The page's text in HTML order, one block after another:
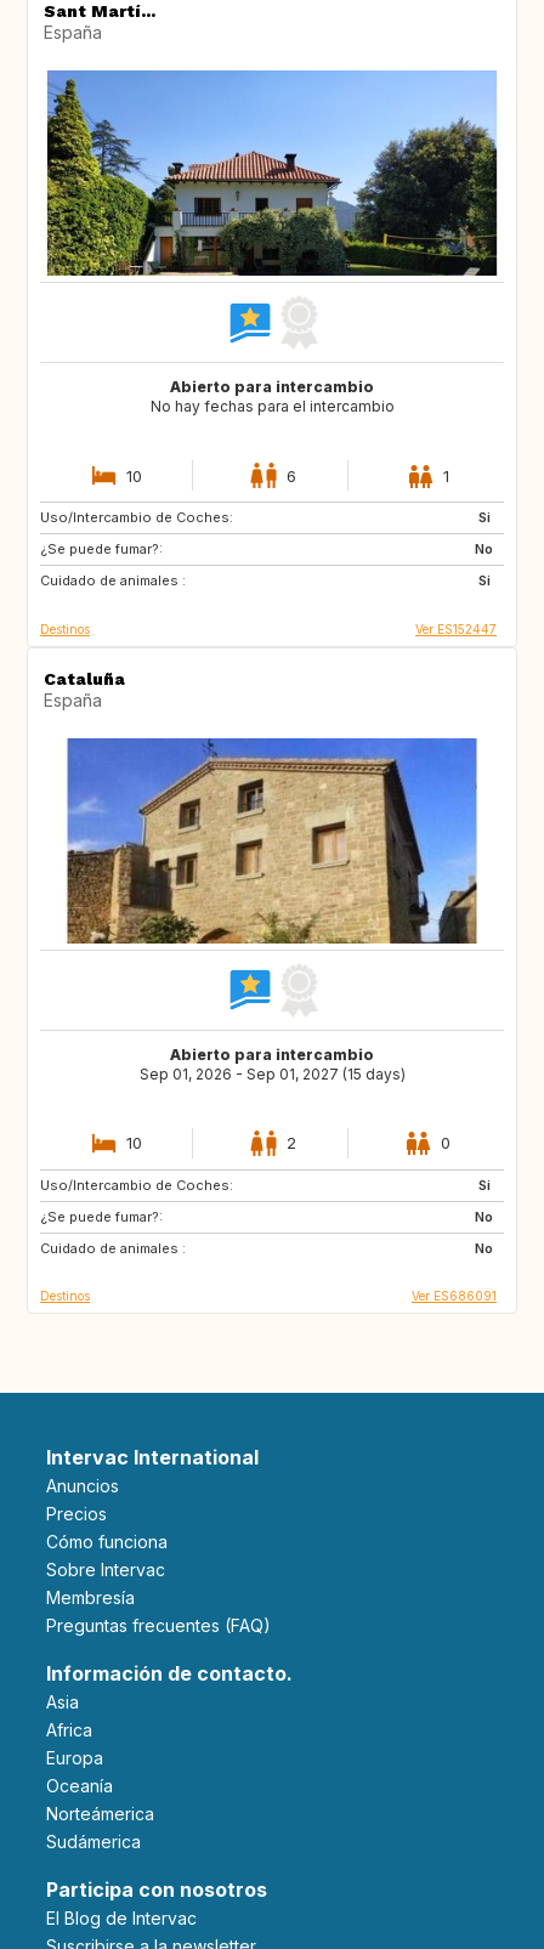
Sant Martí...
España
Abierto para intercambio
No hay fechas para el intercambio
10 6 1
Uso/Intercambio de Coches:
Si
¿Se puede fumar?:
No
Cuidado de animales :
Si
CH
Destinos Ver ES152447
Cataluña
España
Abierto para intercambio
Sep 01, 2026 - Sep 01, 2027 (15 days)
10 2 0
Uso/Intercambio de Coches:
Si
¿Se puede fumar?:
No
Cuidado de animales :
No
DK
IT
DE
Destinos Ver ES686091
Intervac International
Anuncios
Precios
Cómo funciona
Sobre Intervac
Membresía
Preguntas frecuentes (FAQ)
Información de contacto.
Asia
Africa
Europa
Oceanía
Norteámerica
Sudámerica
Participa con nosotros
El Blog de Intervac